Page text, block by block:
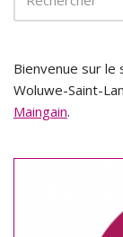
Bienvenue sur
Woluwe-Saint-
Maingain.